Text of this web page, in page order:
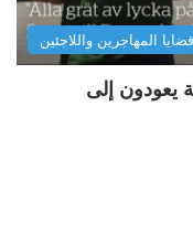
قضايا المهاجرين واللاجئين
يعودون إلى